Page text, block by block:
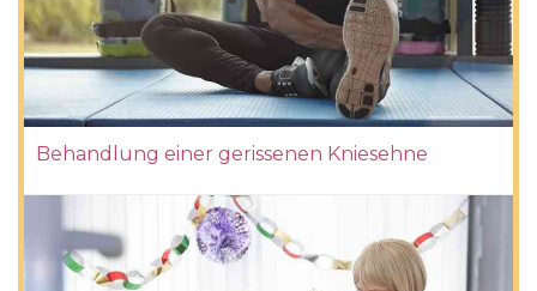
Behandlung einer gerissenen Kniesehne